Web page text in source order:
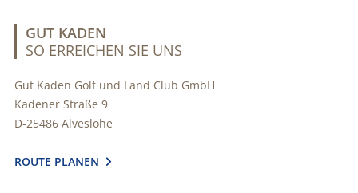
GUT KADEN
SO ERREICHEN SIE UNS
Gut Kaden Golf und Land Club GmbH
Kadener Straße 9
D-25486 Alveslohe
ROUTE PLANEN 